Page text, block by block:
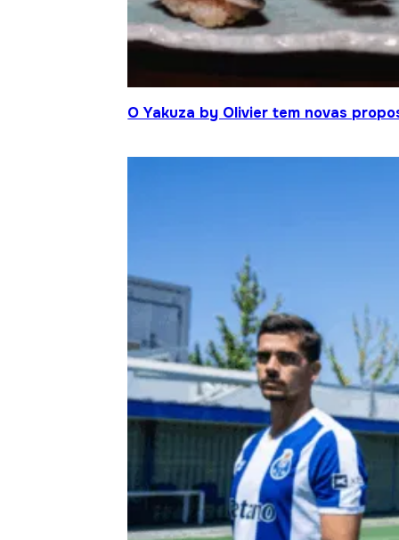
O Yakuza by Olivier tem novas